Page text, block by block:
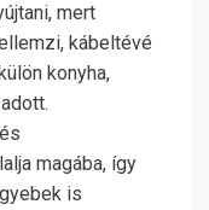
mert
kábeltévé
konyha,
magába, így
is